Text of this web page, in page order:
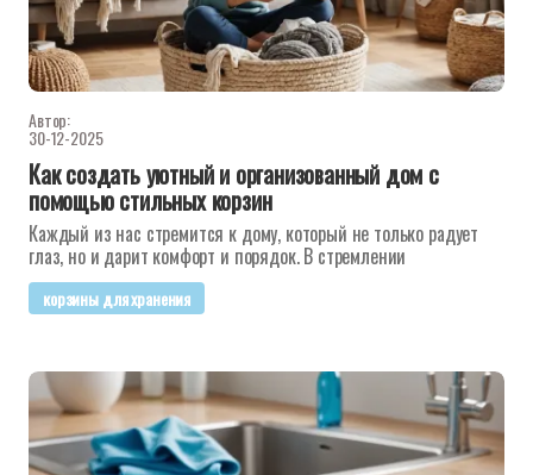
Автор:
30-12-2025
Как создать уютный и организованный дом с
помощью стильных корзин
Каждый из нас стремится к дому, который не только радует
глаз, но и дарит комфорт и порядок. В стремлении
корзины для хранения